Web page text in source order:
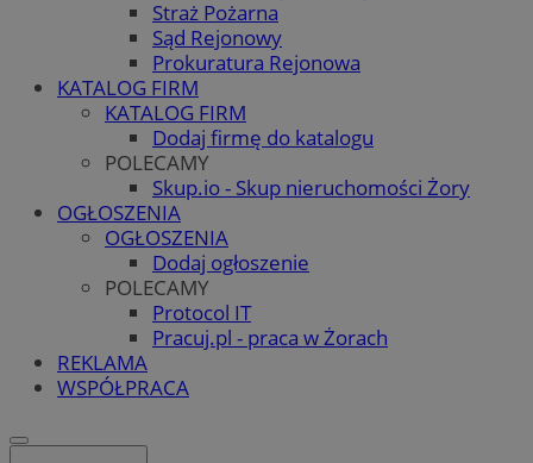
Straż Pożarna
Sąd Rejonowy
Prokuratura Rejonowa
KATALOG FIRM
KATALOG FIRM
Dodaj firmę do katalogu
POLECAMY
Skup.io - Skup nieruchomości Żory
OGŁOSZENIA
OGŁOSZENIA
Dodaj ogłoszenie
POLECAMY
Protocol IT
Pracuj.pl - praca w Żorach
REKLAMA
WSPÓŁPRACA